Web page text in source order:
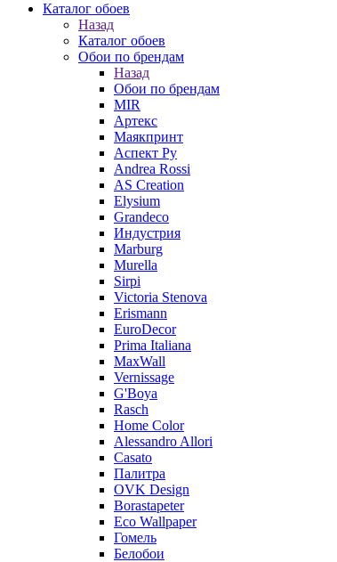
Каталог обоев
Назад
Каталог обоев
Обои по брендам
Назад
Обои по брендам
MIR
Артекс
Маякпринт
Аспект Ру
Andrea Rossi
AS Creation
Elysium
Grandeco
Индустрия
Marburg
Murella
Sirpi
Victoria Stenova
Erismann
EuroDecor
Prima Italiana
MaxWall
Vernissage
G'Boya
Rasch
Home Color
Alessandro Allori
Casato
Палитра
OVK Design
Borastapeter
Eco Wallpaper
Гомель
Белобои